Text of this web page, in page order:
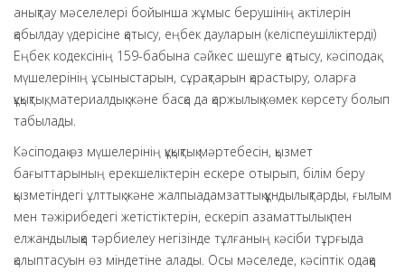
анықтау мәселелері бойынша жұмыс берушінің актілерін
қабылдау үдерісіне қатысу, еңбек дауларын (келіспеушіліктерді)
Еңбек кодексінің 159-бабына сәйкес шешуге қатысу, кәсіподақ
мүшелерінің ұсыныстарын, сұрақтарын қарастыру, оларға
құқықтық, материалдық және басқа да қаржылық көмек көрсету болып
табылады.
Кәсіподақ өз мүшелерінің құқықтық мәртебесін, қызмет
бағыттарының ерекшеліктерін ескере отырып, білім беру
қызметіндегі ұлттық және жалпыадамзаттық құндылықтарды, ғылым
мен тәжірибедегі жетістіктерін, ескеріп азаматтылық пен
елжандылыққа тәрбиелеу негізінде тұлғаның кәсіби тұрғыда
қалыптасуын өз міндетіне алады. Осы мәселеде, кәсіптік одаққа